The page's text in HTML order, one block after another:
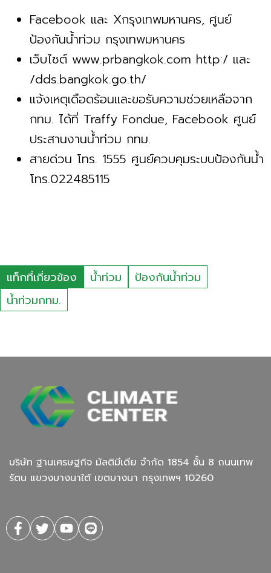
Facebook และ Xกรุงเทพมหานคร, ศูนย์
ป้องกันน้ำท่วม กรุงเทพมหานคร
เว็บไซต์ www.prbangkok.com http:/ และ
/dds.bangkok.go.th/
แจ้งเหตุเดือดร้อนและขอรับความช่วยเหลือจาก
กทม. ได้ที่ Traffy Fondue, Facebook ศูนย์
ประสานงานน้ำท่วม กทม.
สายด่วน โทร. 1555 ศูนย์ควบคุมระบบป้องกันน้ำ
โทร.022485115
แท็กที่เกี่ยวข้อง น้ำท่วม
ป้องกันน้ำท่วม
น้ำท่วมกทม.
บริษัท ฐานเศรษฐกิจ มัลติมีเดีย จํากัด 1854 ชั้น 8 ถนนเทพ
รัตน แขวงบางนาใต้ เขตบางนา กรุงเทพฯ 10260